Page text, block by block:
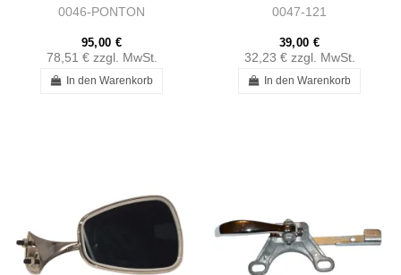
0046-PONTON
95,00 €
78,51 € zzgl. MwSt.
In den Warenkorb
1272680142
0047-121
39,00 €
32,23 € zzgl. MwSt.
In den Warenkorb